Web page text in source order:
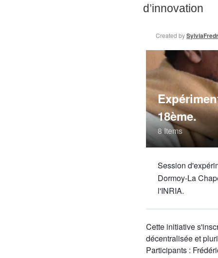
d’innovation